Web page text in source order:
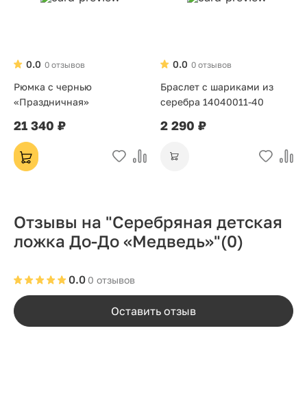
0 отзывов
0.0
Рюмка с чернью
«Праздничная»
21 340 ₽
0 отзывов
0.0
Браслет с шариками из
серебра 14040011-40
2 290 ₽
Отзывы на "Серебряная детская
ложка До-До «Медведь»"(0)
0 отзывов
0.0
Оставить отзыв